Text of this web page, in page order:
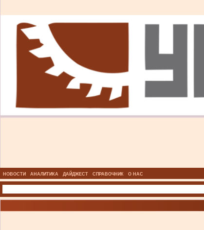
НОВОСТИ АНАЛИТИКА ДАЙДЖЕСТ СПРАВОЧНИК О НАС